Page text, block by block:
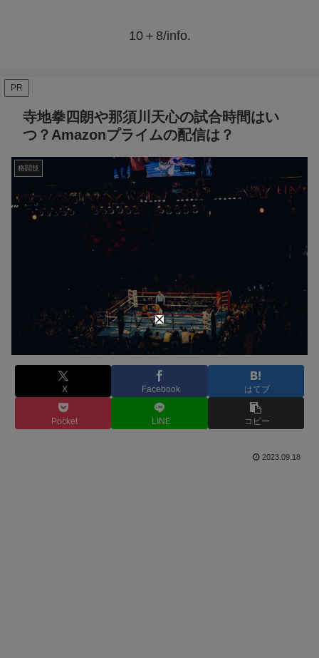
10＋8/info.
PR
寺地拳四朗や那須川天心の試合時間はい
つ？Amazonプライムの配信は？
格闘技
X Facebook はてブ
Pocket LINE コピー
2023.09.18